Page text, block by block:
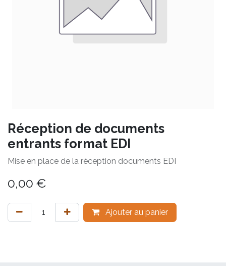
Réception de documents
entrants format EDI
Mise en place de la réception documents EDI
0,00 €
Ajouter au panier